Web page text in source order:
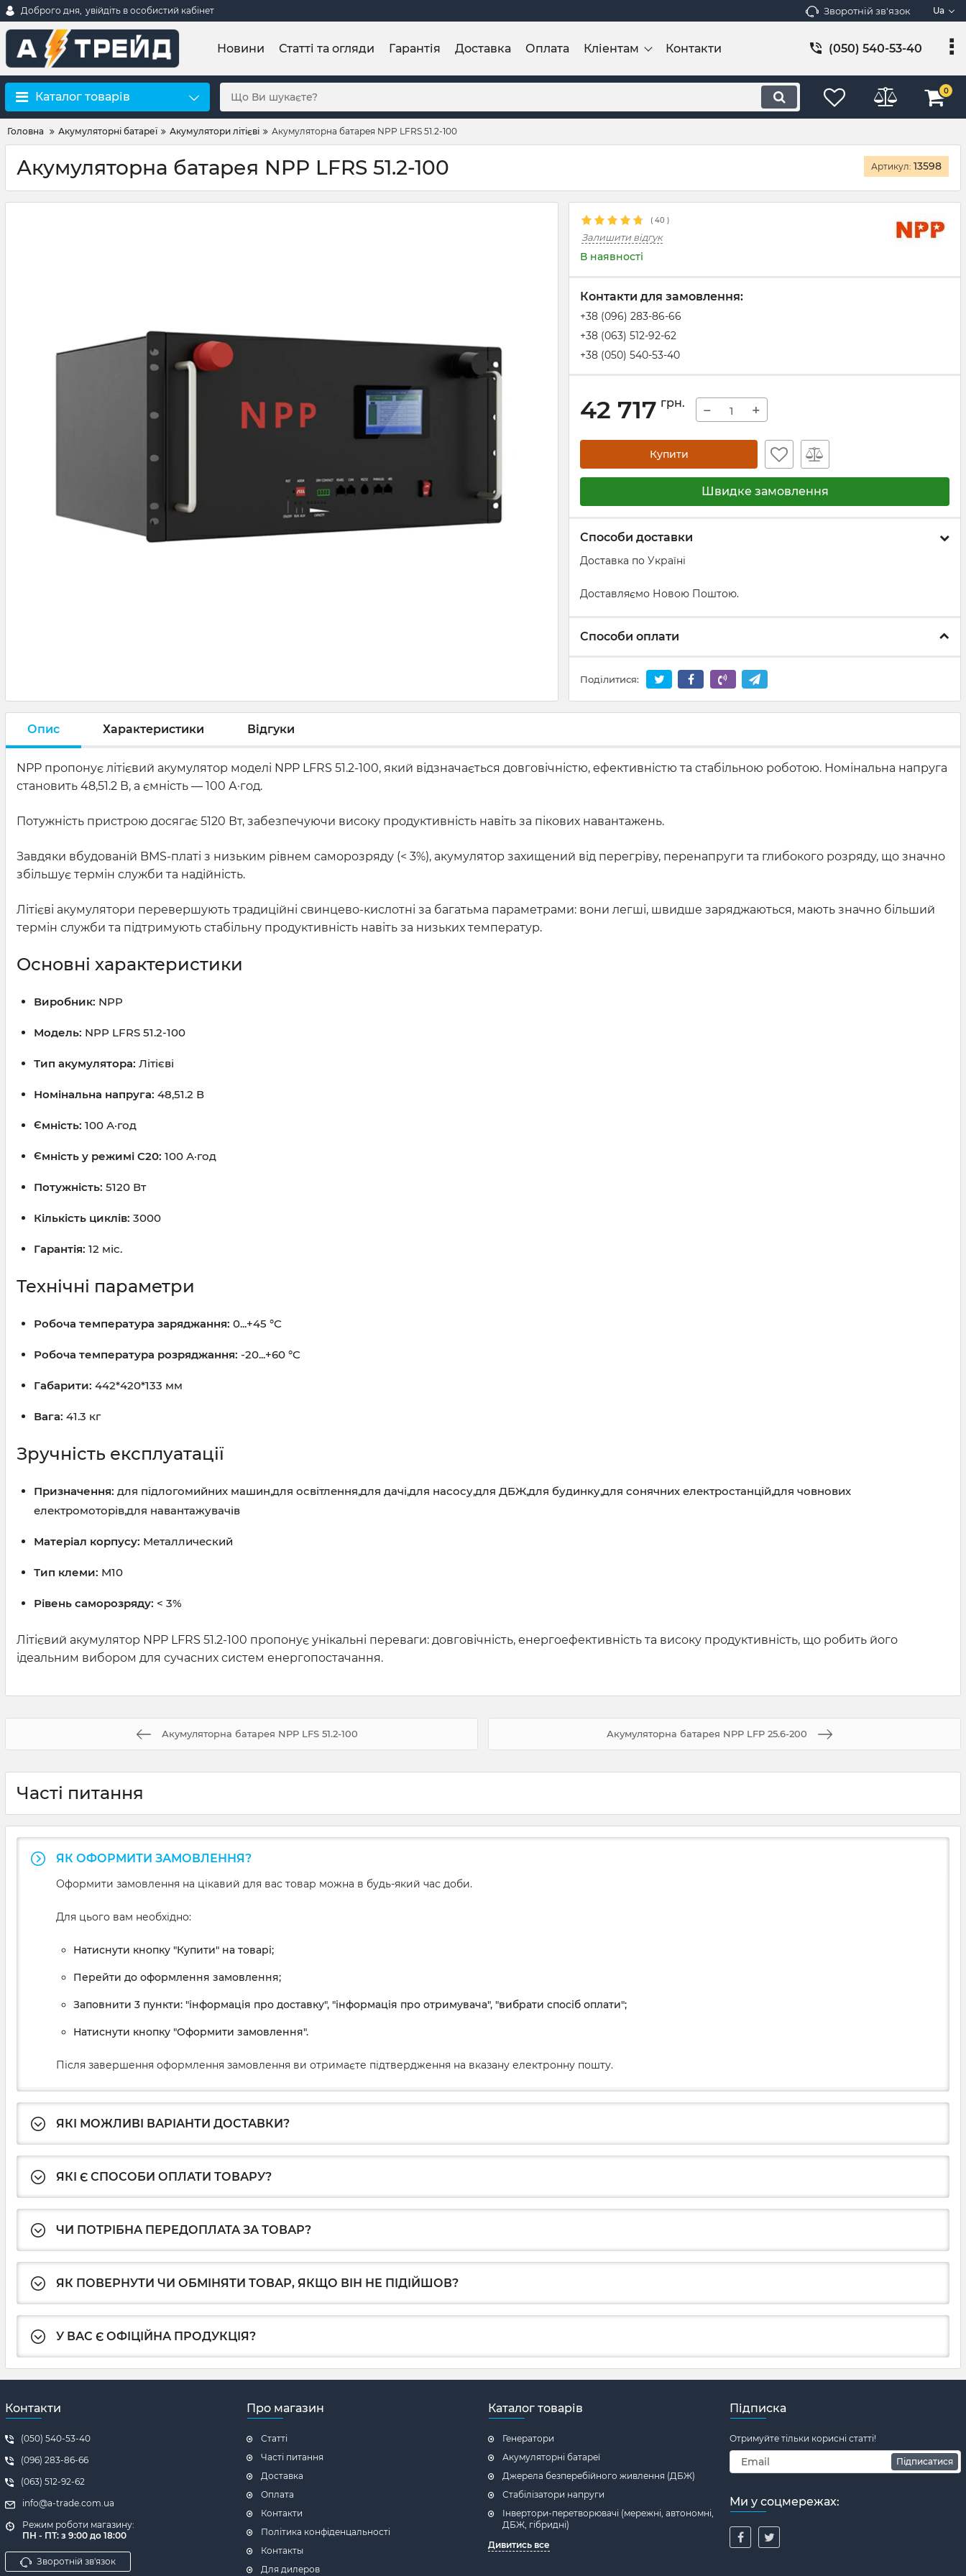
Доброго дня, увійдіть в особистий кабінет Зворотній зв'язок Ua
Новини Статті та огляди Гарантія Доставка Оплата Кліентам Контакти (050) 540-53-40
Каталог товарів 0
Головна Акумуляторні батареї Акумулятори літієві Акумуляторна батарея NPP LFRS 51.2-100
Акумуляторна батарея NPP LFRS 51.2-100 Артикул: 13598
( 40 )
Залишити відгук
В наявності
Контакти для замовлення:
+38 (096) 283-86-66
+38 (063) 512-92-62
+38 (050) 540-53-40
42 717 грн. − +
Купити
Швидке замовлення
Способи доставки
Доставка по Україні
Доставляємо Новою Поштою.
Способи оплати
Поділитися:
Опис Характеристики Відгуки
NPP пропонує літієвий акумулятор моделі NPP LFRS 51.2-100, який відзначається довговічністю, ефективністю та стабільною роботою. Номінальна напруга
становить 48,51.2 В, а ємність — 100 А·год.
Потужність пристрою досягає 5120 Вт, забезпечуючи високу продуктивність навіть за пікових навантажень.
Завдяки вбудованій BMS-платі з низьким рівнем саморозряду (< 3%), акумулятор захищений від перегріву, перенапруги та глибокого розряду, що значно
збільшує термін служби та надійність.
Літієві акумулятори перевершують традиційні свинцево-кислотні за багатьма параметрами: вони легші, швидше заряджаються, мають значно більший
термін служби та підтримують стабільну продуктивність навіть за низьких температур.
Основні характеристики
Виробник: NPP
Модель: NPP LFRS 51.2-100
Тип акумулятора: Літієві
Номінальна напруга: 48,51.2 В
Ємність: 100 А·год
Ємність у режимі C20: 100 А·год
Потужність: 5120 Вт
Кількість циклів: 3000
Гарантія: 12 міс.
Технічні параметри
Робоча температура заряджання: 0...+45 °C
Робоча температура розряджання: -20...+60 °C
Габарити: 442*420*133 мм
Вага: 41.3 кг
Зручність експлуатації
Призначення: для підлогомийних машин,для освітлення,для дачі,для насосу,для ДБЖ,для будинку,для сонячних електростанцій,для човнових
електромоторів,для навантажувачів
Матеріал корпусу: Металлический
Тип клеми: М10
Рівень саморозряду: < 3%
Літієвий акумулятор NPP LFRS 51.2-100 пропонує унікальні переваги: довговічність, енергоефективність та високу продуктивність, що робить його
ідеальним вибором для сучасних систем енергопостачання.
Акумуляторна батарея NPP LFS 51.2-100 Акумуляторна батарея NPP LFP 25.6-200
Часті питання
ЯК ОФОРМИТИ ЗАМОВЛЕННЯ?
Оформити замовлення на цікавий для вас товар можна в будь-який час доби.
Для цього вам необхідно:
Натиснути кнопку "Купити" на товарі;
Перейти до оформлення замовлення;
Заповнити 3 пункти: "інформація про доставку", "інформація про отримувача", "вибрати спосіб оплати";
Натиснути кнопку "Оформити замовлення".
Після завершення оформлення замовлення ви отримаєте підтвердження на вказану електронну пошту.
ЯКІ МОЖЛИВІ ВАРІАНТИ ДОСТАВКИ?
ЯКІ Є СПОСОБИ ОПЛАТИ ТОВАРУ?
ЧИ ПОТРІБНА ПЕРЕДОПЛАТА ЗА ТОВАР?
ЯК ПОВЕРНУТИ ЧИ ОБМІНЯТИ ТОВАР, ЯКЩО ВІН НЕ ПІДІЙШОВ?
У ВАС Є ОФІЦІЙНА ПРОДУКЦІЯ?
Контакти
(050) 540-53-40
(096) 283-86-66
(063) 512-92-62
info@a-trade.com.ua
Режим роботи магазину:
ПН - ПТ: з 9:00 до 18:00
Зворотній зв'язок
Про магазин
Статті
Часті питання
Доставка
Оплата
Контакти
Політика конфіденцальності
Контакты
Для дилеров
Каталог товарів
Генератори
Акумуляторні батареї
Джерела безперебійного живлення (ДБЖ)
Стабілізатори напруги
Інвертори-перетворювачі (мережні, автономні,
ДБЖ, гібридні)
Дивитись все
Підписка
Отримуйте тільки корисні статті!
Підписатися
Ми у соцмережах: